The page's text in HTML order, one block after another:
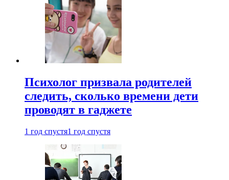
Психолог призвала родителей
следить, сколько времени дети
проводят в гаджете
1 год спустя1 год спустя